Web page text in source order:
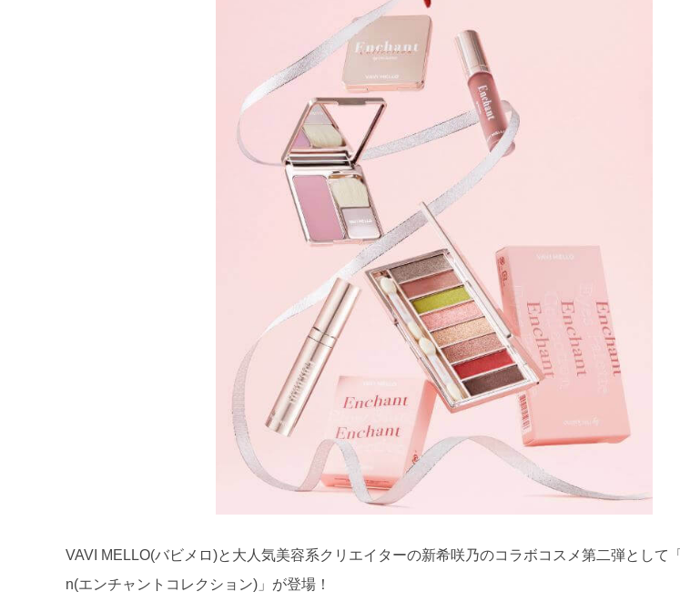
VAVI MELLO(バビメロ)と大人気美容系クリエイターの新希咲乃のコラボコスメ第二弾として
n(エンチャントコレクション)」が登場！